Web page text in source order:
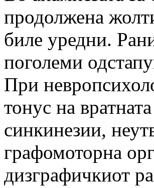
продолжена
биле уредни.
поголеми
При
тонус на
синкинезии,
графомоторна
дизграфичкиот